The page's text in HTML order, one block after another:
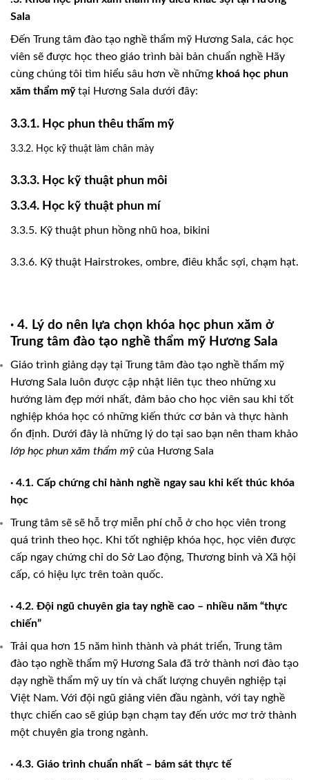
Sala
Đến Trung tâm đào tạo nghề thẩm mỹ Hương Sala, các học
viên sẽ được học theo giáo trình bài bản chuẩn nghề Hãy
cùng chúng tôi tìm hiểu sâu hơn về những khoá học phun
xăm thẩm mỹtại Hương Sala dưới đây:
3.3.1. Học phun thêu thẩm mỹ
3.3.2. Học kỹ thuật làm chân mày
3.3.3. Học kỹ thuật phun môi
3.3.4. Học kỹ thuật phun mí
3.3.5. Kỹ thuật phun hồng nhũ hoa, bikini
3.3.6. Kỹ thuật Hairstrokes, ombre, điêu khắc sợi, chạm hạt.
· 4. Lý do nên lựa chọn khóa học phun xăm ở
Trung tâm đào tạo nghề thẩm mỹ Hương Sala
Giáo trình giảng dạy tại Trung tâm đào tạo nghề thẩm mỹ
Hương Sala luôn được cập nhật liên tục theo những xu
hướng làm đẹp mới nhất, đảm bảo cho học viên sau khi tốt
nghiệp khóa học có những kiến thức cơ bản và thực hành
ổn định. Dưới đây là những lý do tại sao bạn nên tham khảo
lớp học phun xăm thẩm mỹ của Hương Sala
· 4.1. Cấp chứng chỉ hành nghề ngay sau khi kết thúc khóa
học
Trung tâm sẽ sẽ hỗ trợ miễn phí chỗ ở cho học viên trong
quá trình theo học. Khi tốt nghiệp khóa học, học viên được
cấp ngay chứng chỉ do Sở Lao động, Thương binh và Xã hội
cấp, có hiệu lực trên toàn quốc.
· 4.2. Đội ngũ chuyên gia tay nghề cao – nhiều năm “thực
chiến”
Trải qua hơn 15 năm hình thành và phát triển, Trung tâm
đào tạo nghề thẩm mỹ Hương Sala đã trở thành nơi đào tạo
dạy nghề thẩm mỹ uy tín và chất lượng chuyên nghiệp tại
Việt Nam. Với đội ngũ giảng viên đầu ngành, với tay nghề
thực chiến cao sẽ giúp bạn chạm tay đến ước mơ trở thành
một chuyên gia trong ngành.
· 4.3. Giáo trình chuẩn nhất – bám sát thực tế